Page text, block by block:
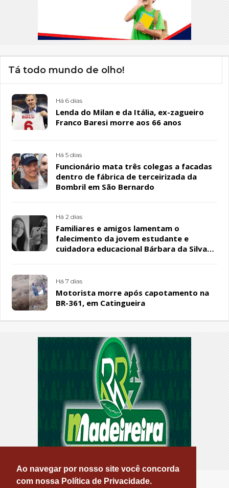
Ao navegar por nosso site você concorda
com nossa Política de Privacidade.
Tá todo mundo de olho!
Há 6 dias
Lenda do Milan e da Itália, ex-zagueiro
Franco Baresi morre aos 66 anos
Há 5 dias
Funcionário mata três colegas a facadas
dentro de fábrica de terceirizada da
Bombril em São Bernardo
Há 2 dias
Familiares e amigos lamentam o
falecimento da jovem estudante e
cuidadora educacional Bárbara da Silva
Há 7 dias
Motorista morre após capotamento na
BR-361, em Catingueira